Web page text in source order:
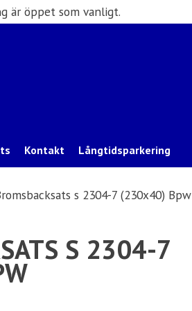
är öppet som vanligt.
Kontakt Långtidsparkering
s 2304-7 (230x40) Bpw
S 2304-7